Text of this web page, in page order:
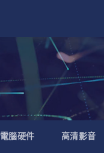
電腦硬件 高清影音